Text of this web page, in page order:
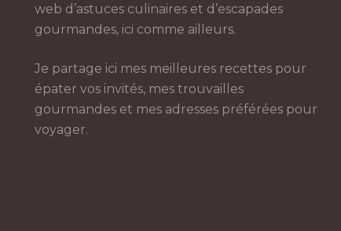
web d’astuces culinaires et d’escapades
gourmandes, ici comme ailleurs.
Je partage ici mes meilleures recettes pour
épater vos invités, mes trouvailles
gourmandes et mes adresses préférées pour
voyager.